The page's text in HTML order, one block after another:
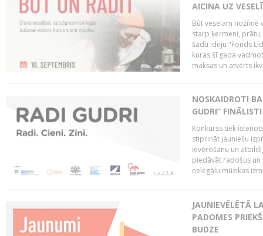
AICINA UZ
Būt veselam nozīmē
starp ķermeni,
šādu ideju "Fonds
kuras šī gada
maksas un atvērts
NOSKAIDROTI
GUDRI” FINĀLISTI
Konkurss tiek
stiprināt jauniešu
ievērošanu un
piedāvāt radošus
nelegālu mūzikas
JAUNIEVĒLĒTĀ
PADOMES
BUDZE